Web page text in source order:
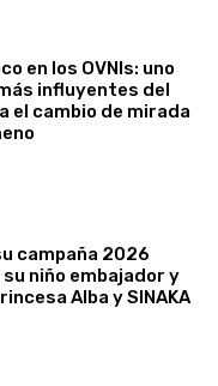
en los OVNIs: uno
influyentes del
el cambio de mirada
campaña 2026
niño embajador y
Alba y SINAKA